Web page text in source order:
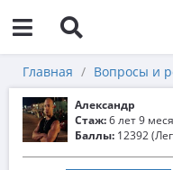
Главная Вопросы и
Александр
Стаж:6 лет 9
Баллы: 12392